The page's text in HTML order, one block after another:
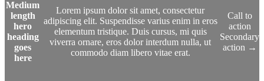
Medium
length
hero
heading
goes
here
Lorem ipsum dolor sit amet, consectetur
adipiscing elit. Suspendisse varius enim in eros
elementum tristique. Duis cursus, mi quis
viverra ornare, eros dolor interdum nulla, ut
commodo diam libero vitae erat.
Call to
action
Secondary
action →